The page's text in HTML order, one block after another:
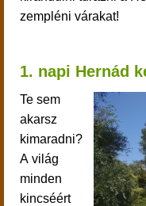
zempléni várakat!
1. napi Hernád
Te sem
akarsz
kimaradni?
A világ
minden
kincséért